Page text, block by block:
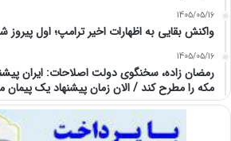
1405/05/16
واکنش بقایی به اظهارات اخیر ترامپ؛ اول پیروز
1405/05/16
رمضان زاده، سخنگوی دولت اصلاحات: ایران
مکه را مطرح کند / الان زمان پیشنهاد یک